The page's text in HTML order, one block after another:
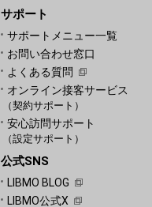
サポート
サポートメニュー一覧
お問い合わせ窓口
よくある質問
オンライン接客サービス
（契約サポート）
安心訪問サポート
（設定サポート）
公式SNS
LIBMO BLOG
LIBMO公式X